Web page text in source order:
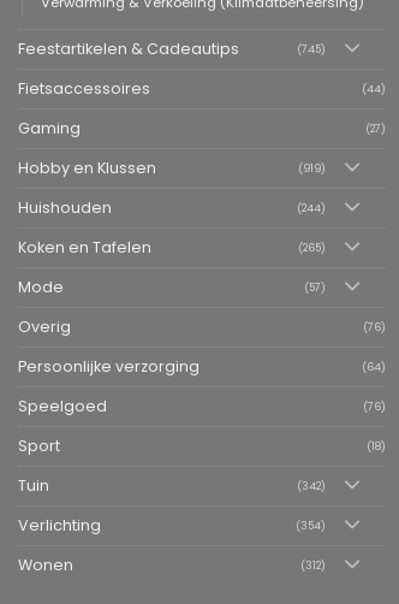
Feestartikelen & Cadeautips (745)
Fietsaccessoires (44)
Gaming (27)
Hobby en Klussen (919)
Huishouden (244)
Koken en Tafelen (265)
Mode (57)
Overig (76)
Persoonlijke verzorging (64)
Speelgoed (76)
Sport (18)
Tuin (342)
Verlichting (354)
Wonen (312)